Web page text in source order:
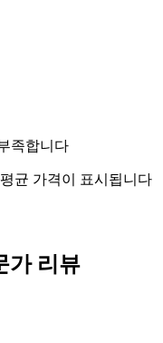
족합니다
균 가격이 표시됩니다
가 리뷰